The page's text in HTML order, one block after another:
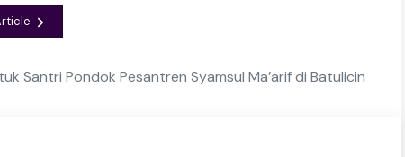
Santri Pondok Pesantren Syamsul Ma’arif di Batulicin